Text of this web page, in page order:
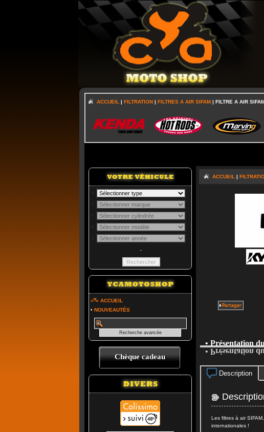
ACCUEIL | FILTRATION | FILTRES A AIR SIFAM | FILTRE A AIR
-
ACCUEIL
• NOUVEAUTÉS
Chèque cadeau
ACCUEIL |
• Présentation
• Présentation
Description
Les filtres à air
internationales !